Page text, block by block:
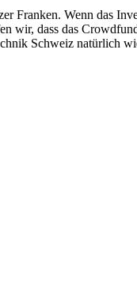
Franken. Wenn das
wir, dass das
Schweiz natürlich